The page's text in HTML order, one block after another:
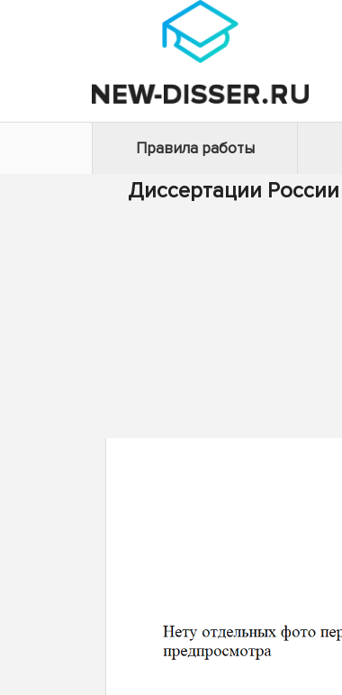
Правила работы
Диссертации России